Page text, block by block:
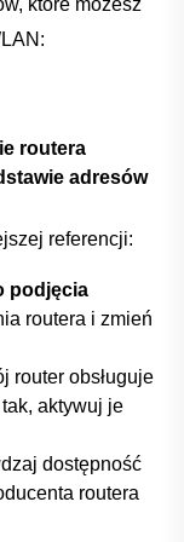
routera
adresów
referencji:
‍podjęcia
routera i zmień
‍router⁢ obsługuje
aktywuj je
dostępność
routera